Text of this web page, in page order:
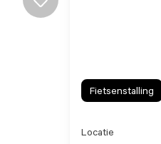
Locatie
Fietsenstalling